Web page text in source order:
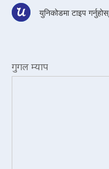
युनिकोडमा टाइप गर्नुहोस्
गुगल म्याप